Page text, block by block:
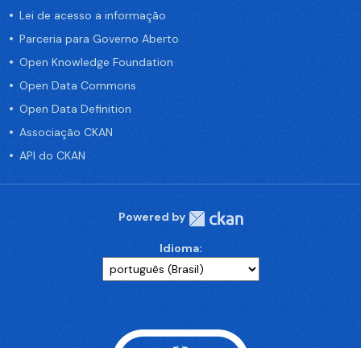
Lei de acesso a informação
Parceria para Governo Aberto
Open Knowledge Foundation
Open Data Commons
Open Data Definition
Associação CKAN
API do CKAN
Powered by
Idioma